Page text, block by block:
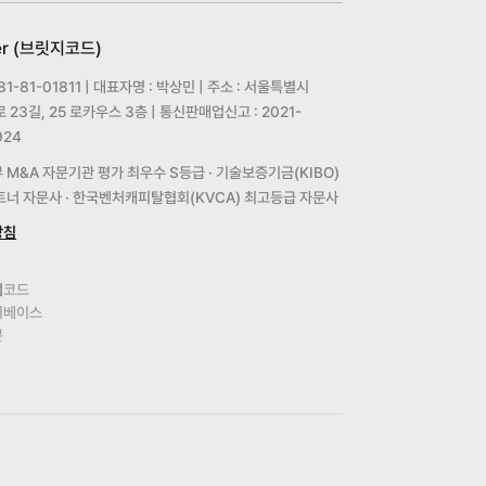
(브릿지코드)
81-01811 | 대표자명 : 박상민 | 주소 : 서울특별시
23길, 25 로카우스 3층 | 통신판매업신고 : 2021-
M&A 자문기관 평가 최우수 S등급 · 기술보증기금(KIBO)
자문사 · 한국벤처캐피탈협회(KVCA) 최고등급 자문사